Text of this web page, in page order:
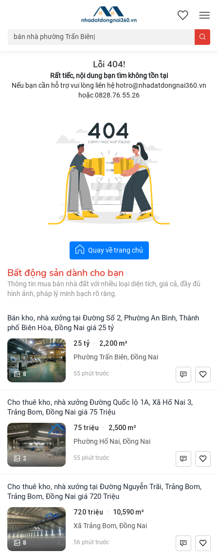
nhadatdongnai360.vn
Lỗi 404!
Rất tiếc, nội dung bạn tìm không tồn tại
Nếu bạn cần hỗ trợ vui lòng liên hệ hotro@nhadatdongnai360.vn
hoặc 0828.76.55.26
Quay về trang chủ
Bất động sản dành cho bạn
Thông tin mua bán nhà đất với nhiều loại diện tích, giá cả, đầy đủ
hình ảnh, pháp lý minh bạch rõ ràng.
Bán kho, nhà xưởng tại Đường Số 2, Phường An Bình, Thành
phố Biên Hòa, Đồng Nai giá 25 tỷ
8
25 tỷ · 2,200 m²
Phường Trấn Biên, Đồng Nai
55 phút trước
Cho thuê kho, nhà xưởng Đường Quốc lộ 1A, Xã Hố Nai 3,
Trảng Bom, Đồng Nai giá 75 Triệu
2
75 triệu · 2,500 m²
Phường Hố Nai, Đồng Nai
55 phút trước
Cho thuê kho, nhà xưởng tại Đường Nguyễn Trãi, Trảng Bom,
Trảng Bom, Đồng Nai giá 720 Triệu
8
720 triệu · 10,590 m²
Xã Trảng Bom, Đồng Nai
56 phút trước